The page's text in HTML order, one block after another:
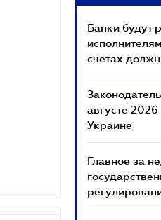
Банки будут
счетах
августе
Украине
Главное за